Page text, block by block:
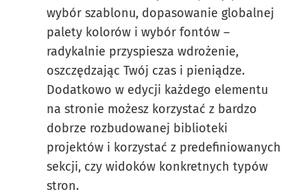
wybór szablonu, dopasowanie globalnej
palety kolorów i wybór fontów –
radykalnie przyspiesza wdrożenie,
oszczędzając Twój czas i pieniądze.
Dodatkowo w edycji każdego elementu
na stronie możesz korzystać z bardzo
dobrze rozbudowanej biblioteki
projektów i korzystać z predefiniowanych
sekcji, czy widoków konkretnych typów
stron.